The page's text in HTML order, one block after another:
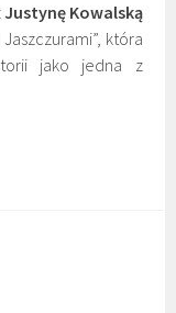
Justynę Kowalską
która
jako jedna z